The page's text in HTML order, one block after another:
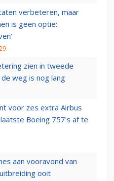
verbeteren, maar
is geen optie:
zien in tweede
weg is nog lang
voor zes extra Airbus
Boeing 757's af te
aan vooravond van
ooit